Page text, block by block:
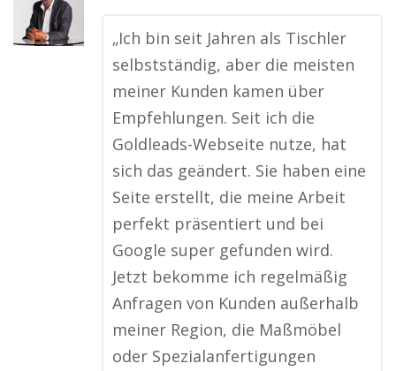
„Ich bin seit Jahren als Tischler
selbstständig, aber die meisten
meiner Kunden kamen über
Empfehlungen. Seit ich die
Goldleads-Webseite nutze, hat
sich das geändert. Sie haben eine
Seite erstellt, die meine Arbeit
perfekt präsentiert und bei
Google super gefunden wird.
Jetzt bekomme ich regelmäßig
Anfragen von Kunden außerhalb
meiner Region, die Maßmöbel
oder Spezialanfertigungen